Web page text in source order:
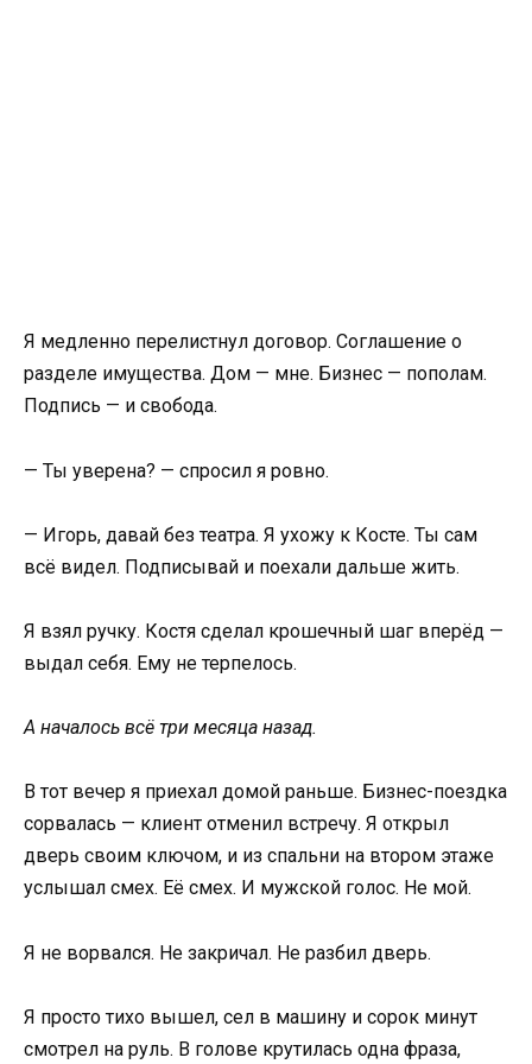
Я медленно перелистнул договор. Соглашение о
разделе имущества. Дом — мне. Бизнес — пополам.
Подпись — и свобода.
— Ты уверена? — спросил я ровно.
— Игорь, давай без театра. Я ухожу к Косте. Ты сам
всё видел. Подписывай и поехали дальше жить.
Я взял ручку. Костя сделал крошечный шаг вперёд —
выдал себя. Ему не терпелось.
А началось всё три месяца назад.
В тот вечер я приехал домой раньше. Бизнес-поездка
сорвалась — клиент отменил встречу. Я открыл
дверь своим ключом, и из спальни на втором этаже
услышал смех. Её смех. И мужской голос. Не мой.
Я не ворвался. Не закричал. Не разбил дверь.
Я просто тихо вышел, сел в машину и сорок минут
смотрел на руль. В голове крутилась одна фраза,